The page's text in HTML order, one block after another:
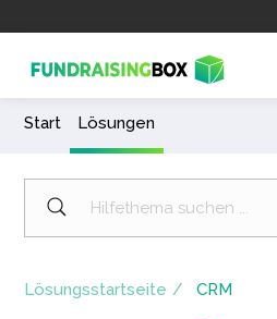
Start Lösungen
Lösungsstartseite CRM